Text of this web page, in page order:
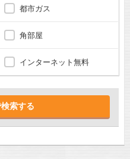
都市ガス
角部屋
インターネット無料